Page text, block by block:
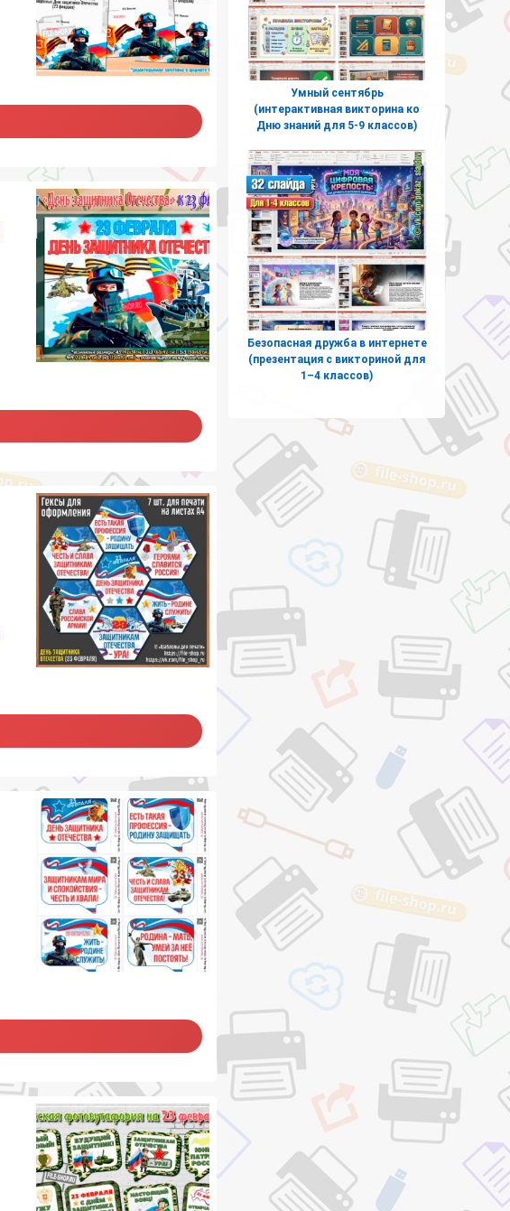
Умный сентябрь
(интерактивная викторина ко
Дню знаний для 5-9 классов)
Безопасная дружба в интернете
(презентация с викториной для
1–4 классов)